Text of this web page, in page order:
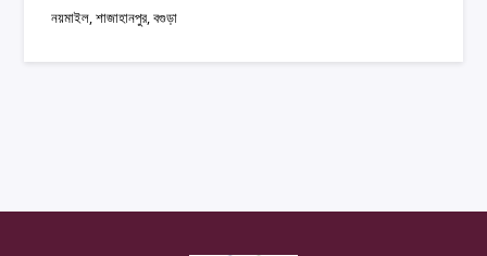
নয়মাইল, শাজাহানপুর, বগুড়া